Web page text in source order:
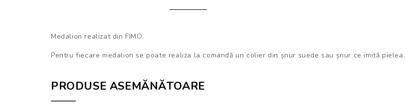
Medalion realizat din FIMO.
Pentru fiecare medalion se poate realiza la comandă un colier din șnur suede sau șnur ce imită pielea.
PRODUSE ASEMĂNĂTOARE